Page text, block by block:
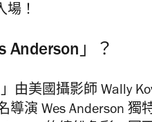
場！
Anderson」？
」由美國攝影師 Wally
導演 Wes Anderson 獨